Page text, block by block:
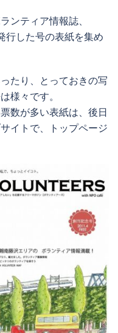
ンティア情報誌、
行した号の表紙を集め
たり、とっておきの写
様々です。
数が多い表紙は、後日
イトで、トップページ